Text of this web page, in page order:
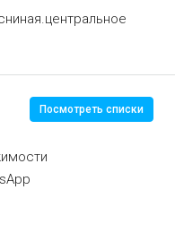
Посмотреть списки